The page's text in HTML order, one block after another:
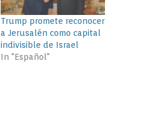
Trump promete reconocer
a Jerusalén como capital
indivisible de Israel
In "Español"